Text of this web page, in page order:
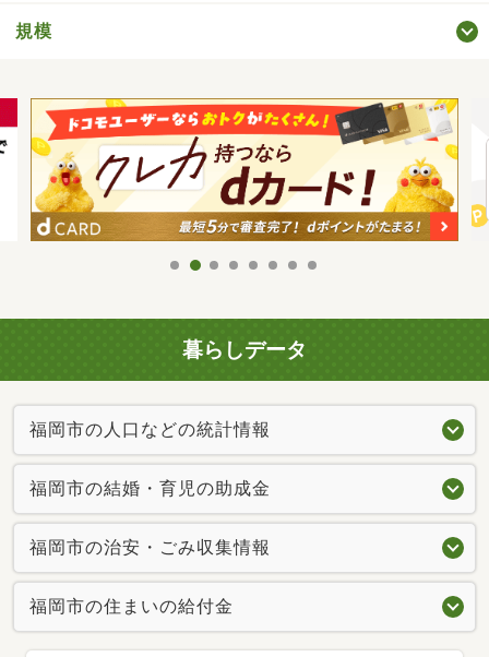
規模
暮らしデータ
福岡市の人口などの統計情報
福岡市の結婚・育児の助成金
福岡市の治安・ごみ収集情報
福岡市の住まいの給付金